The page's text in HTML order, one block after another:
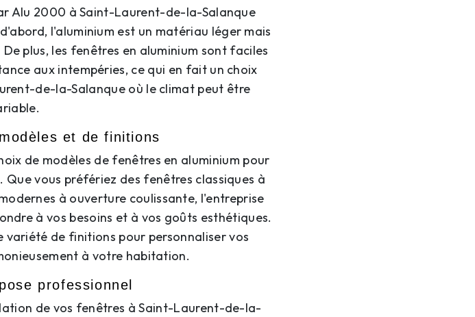
Alu 2000 à Saint-Laurent-de-la-Salanque
l'aluminium est un matériau léger mais
plus, les fenêtres en aluminium sont faciles
aux intempéries, ce qui en fait un choix
de-la-Salanque où le climat peut être
et de finitions
de modèles de fenêtres en aluminium pour
vous préfériez des fenêtres classiques à
à ouverture coulissante, l'entreprise
à vos besoins et à vos goûts esthétiques.
variété de finitions pour personnaliser vos
à votre habitation.
professionnel
de vos fenêtres à Saint-Laurent-de-la-